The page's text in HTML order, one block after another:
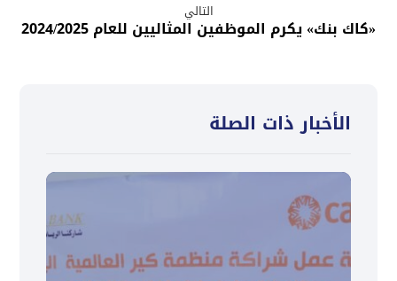
التالي
«كاك بنك» يكرم الموظفين المثاليين للعام 2024/2025
الأخبار ذات الصلة